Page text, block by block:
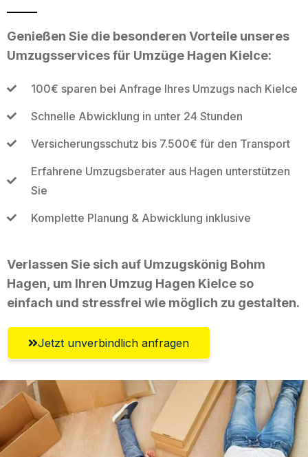
Genießen Sie die besonderen Vorteile unseres
Umzugsservices für Umzüge Hagen Kielce:
100€ sparen bei Anfrage Ihres Umzugs nach Kielce
Schnelle Abwicklung in unter 24 Stunden
Versicherungsschutz bis 7.500€ für den Transport
Erfahrene Umzugsberater aus Hagen unterstützen
Sie
Komplette Planung & Abwicklung inklusive
Verlassen Sie sich auf Umzugskönig Bohm
Hagen, um Ihren Umzug Hagen Kielce so
einfach und stressfrei wie möglich zu gestalten.
Jetzt unverbindlich anfragen